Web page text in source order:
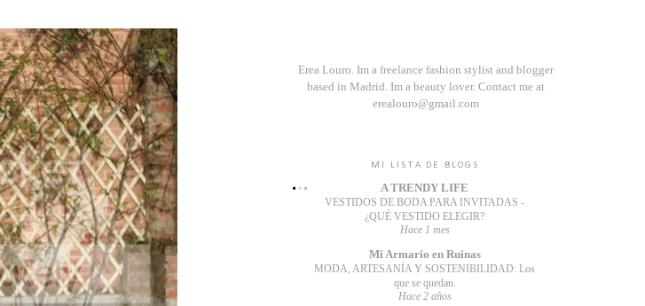
Erea Louro. Im a freelance fashion stylist and blogger
based in Madrid. Im a beauty lover. Contact me at
erealouro@gmail.com
MI LISTA DE BLOGS
A TRENDY LIFE
VESTIDOS DE BODA PARA INVITADAS -
¿QUÉ VESTIDO ELEGIR?
Hace 1 mes
Mi Armario en Ruinas
MODA, ARTESANÍA Y SOSTENIBILIDAD: Los
que se quedan.
Hace 2 años